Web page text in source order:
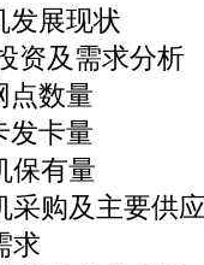
发展现状
资及需求分析
点数量
发卡量
保有量
采购及主要供
求